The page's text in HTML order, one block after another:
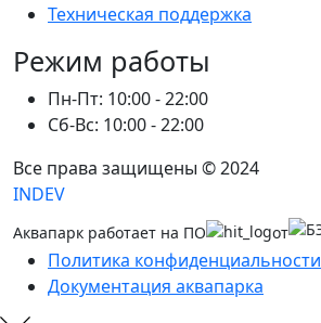
Техническая поддержка
Режим работы
Пн-Пт: 10:00 - 22:00
Сб-Вс: 10:00 - 22:00
Все права защищены © 2024
INDEV
Аквапарк работает на ПО от
Политика конфиденциальности
Документация аквапарка